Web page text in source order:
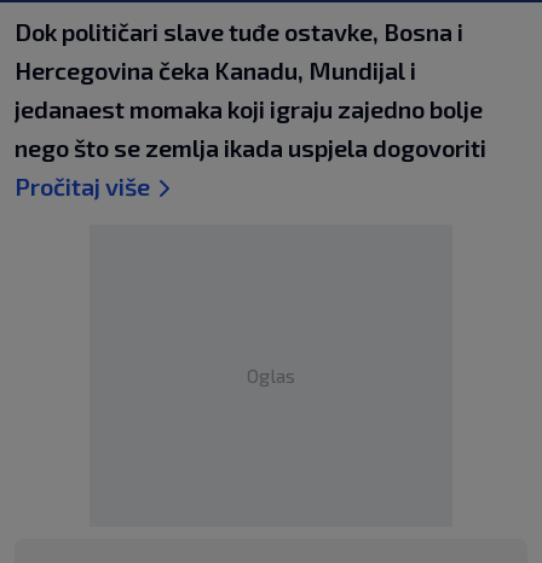
Dok političari slave tuđe ostavke, Bosna i
Hercegovina čeka Kanadu, Mundijal i
jedanaest momaka koji igraju zajedno bolje
nego što se zemlja ikada uspjela dogovoriti
Pročitaj više
Oglas